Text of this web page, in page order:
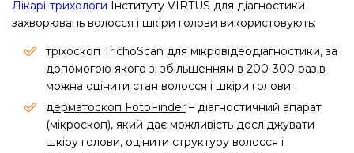
Лікарі-трихологи Інституту VIRTUS для діагностики
захворювань волосся і шкіри голови використовують:
тріхоскоп TrichoScan для мікровідеодіагностики, за
допомогою якого зі збільшенням в 200-300 разів
можна оцінити стан волосся і шкіри голови;
дерматоскоп FotoFinder – діагностичний апарат
(мікроскоп), який дає можливість досліджувати
шкіру голови, оцінити структуру волосся і